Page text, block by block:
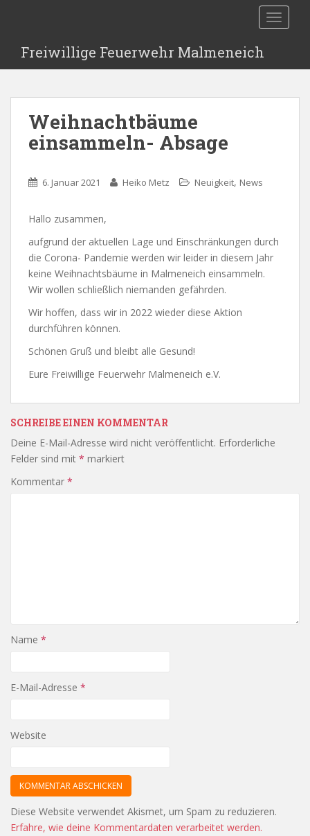
t
Freiwillige Feuerwehr Malmeneich
Weihnachtbäume
einsammeln- Absage
6. Januar 2021 Heiko Metz Neuigkeit, News
Hallo zusammen,
aufgrund der aktuellen Lage und Einschränkungen durch
die Corona- Pandemie werden wir leider in diesem Jahr
keine Weihnachtsbäume in Malmeneich einsammeln.
Wir wollen schließlich niemanden gefährden.
Wir hoffen, dass wir in 2022 wieder diese Aktion
durchführen können.
Schönen Gruß und bleibt alle Gesund!
Eure Freiwillige Feuerwehr Malmeneich e.V.
SCHREIBE EINEN KOMMENTAR
Deine E-Mail-Adresse wird nicht veröffentlicht. Erforderliche
Felder sind mit * markiert
Kommentar *
Name *
E-Mail-Adresse *
Website
Diese Website verwendet Akismet, um Spam zu reduzieren.
Erfahre, wie deine Kommentardaten verarbeitet werden.